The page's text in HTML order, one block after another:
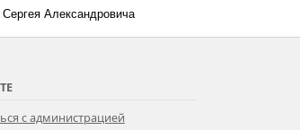
Александровича
с администрацией